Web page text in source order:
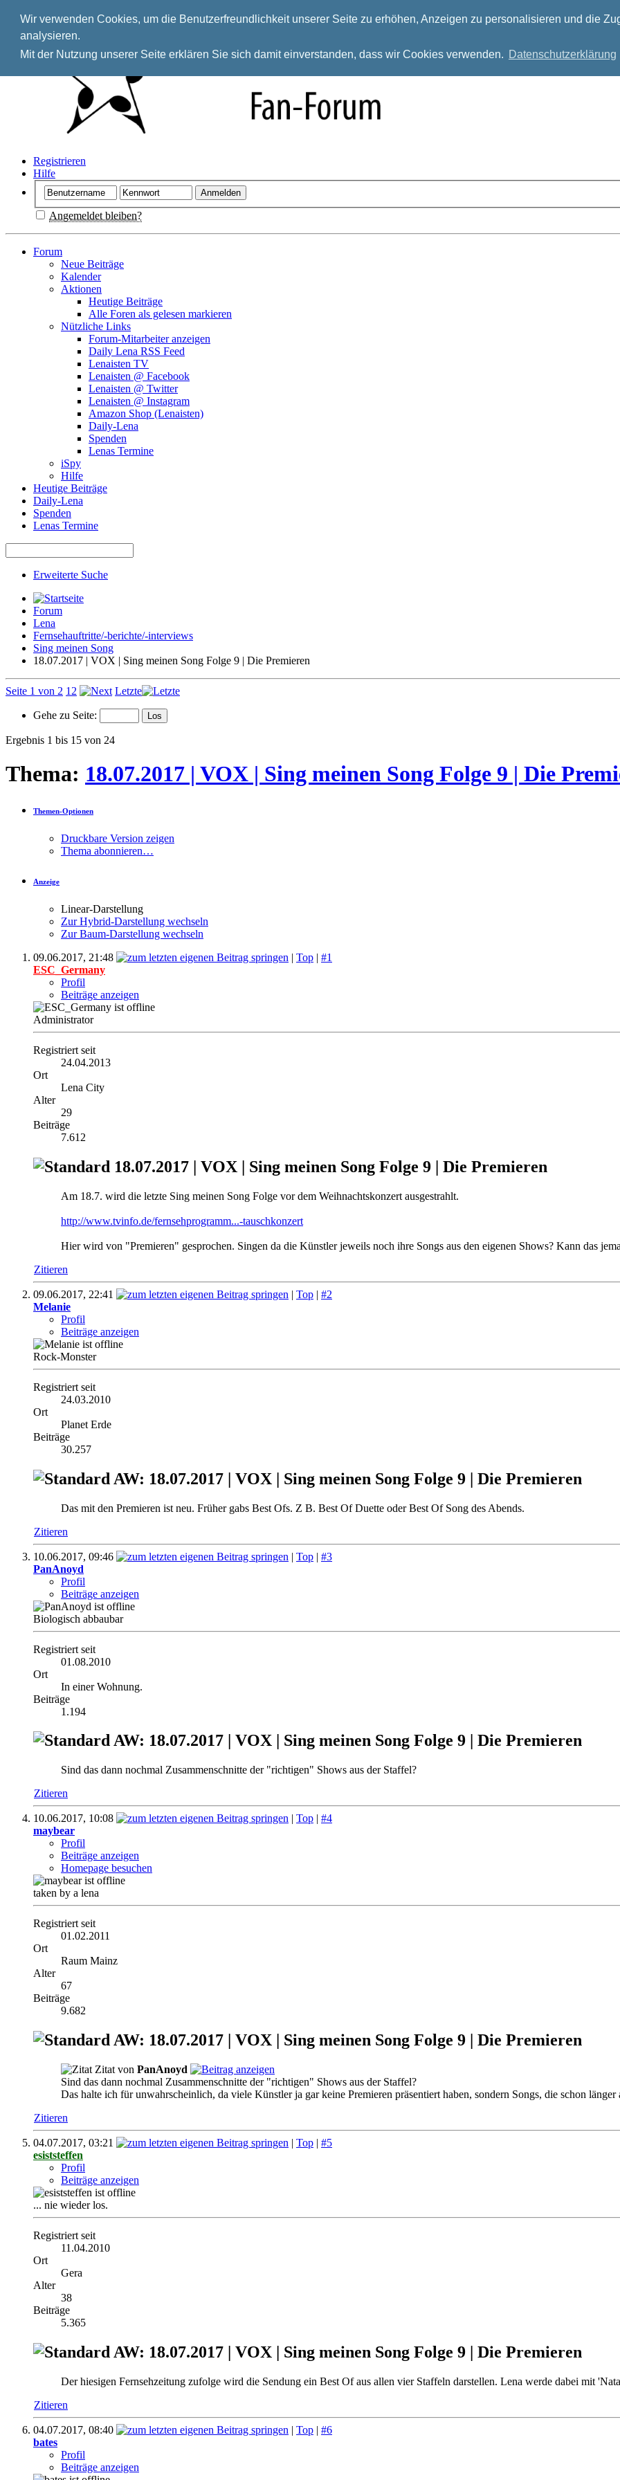
Wir verwenden Cookies, um die Benutzerfreundlichkeit unserer Seite zu erhöhen, Anzeigen zu personalisieren und die
analysieren.
Mit der Nutzung unserer Seite erklären Sie sich damit einverstanden, dass wir Cookies verwenden. Datenschutzerklärung
Registrieren
Hilfe
Angemeldet bleiben?
Forum
Neue Beiträge
Kalender
Aktionen
Heutige Beiträge
Alle Foren als gelesen markieren
Nützliche Links
Forum-Mitarbeiter anzeigen
Daily Lena RSS Feed
Lenaisten TV
Lenaisten @ Facebook
Lenaisten @ Twitter
Lenaisten @ Instagram
Amazon Shop (Lenaisten)
Daily-Lena
Spenden
Lenas Termine
iSpy
Hilfe
Heutige Beiträge
Daily-Lena
Spenden
Lenas Termine
Erweiterte Suche
Forum
Lena
Fernsehauftritte/-berichte/-interviews
Sing meinen Song
18.07.2017 | VOX | Sing meinen Song Folge 9 | Die Premieren
Seite 1 von 2 1 2 Letzte
Gehe zu Seite:
Ergebnis 1 bis 15 von 24
Thema: 18.07.2017 | VOX | Sing meinen Song Folge 9 | Die
Themen-Optionen
Druckbare Version zeigen
Thema abonnieren…
Anzeige
Linear-Darstellung
Zur Hybrid-Darstellung wechseln
Zur Baum-Darstellung wechseln
09.06.2017, 21:48 | Top | #1
ESC_Germany
Profil
Beiträge anzeigen
Administrator
Registriert seit
24.04.2013
Ort
Lena City
Alter
29
Beiträge
7.612
18.07.2017 | VOX | Sing meinen Song Folge 9 | Die Premieren
Am 18.7. wird die letzte Sing meinen Song Folge vor dem Weihnachtskonzert ausgestrahlt.
http://www.tvinfo.de/fernsehprogramm...-tauschkonzert
Hier wird von "Premieren" gesprochen. Singen da die Künstler jeweils noch ihre Songs aus den eigenen Shows? Kann das
Zitieren
09.06.2017, 22:41 | Top | #2
Melanie
Profil
Beiträge anzeigen
Rock-Monster
Registriert seit
24.03.2010
Ort
Planet Erde
Beiträge
30.257
AW: 18.07.2017 | VOX | Sing meinen Song Folge 9 | Die Premieren
Das mit den Premieren ist neu. Früher gabs Best Ofs. Z B. Best Of Duette oder Best Of Song des Abends.
Zitieren
10.06.2017, 09:46 | Top | #3
PanAnoyd
Profil
Beiträge anzeigen
Biologisch abbaubar
Registriert seit
01.08.2010
Ort
In einer Wohnung.
Beiträge
1.194
AW: 18.07.2017 | VOX | Sing meinen Song Folge 9 | Die Premieren
Sind das dann nochmal Zusammenschnitte der "richtigen" Shows aus der Staffel?
Zitieren
10.06.2017, 10:08 | Top | #4
maybear
Profil
Beiträge anzeigen
Homepage besuchen
taken by a lena
Registriert seit
01.02.2011
Ort
Raum Mainz
Alter
67
Beiträge
9.682
AW: 18.07.2017 | VOX | Sing meinen Song Folge 9 | Die Premieren
Zitat von PanAnoyd
Sind das dann nochmal Zusammenschnitte der "richtigen" Shows aus der Staffel?
Das halte ich für unwahrscheinlich, da viele Künstler ja gar keine Premieren präsentiert haben, sondern Songs, die schon
Zitieren
04.07.2017, 03:21 | Top | #5
esiststeffen
Profil
Beiträge anzeigen
... nie wieder los.
Registriert seit
11.04.2010
Ort
Gera
Alter
38
Beiträge
5.365
AW: 18.07.2017 | VOX | Sing meinen Song Folge 9 | Die Premieren
Der hiesigen Fernsehzeitung zufolge wird die Sendung ein Best Of aus allen vier Staffeln darstellen. Lena werde dabei mit
Zitieren
04.07.2017, 08:40 | Top | #6
bates
Profil
Beiträge anzeigen